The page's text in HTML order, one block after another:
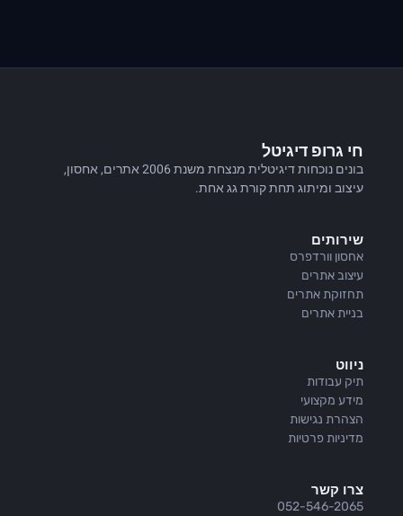
חי גרופ דיגיטל
בונים נוכחות דיגיטלית מנצחת משנת 2006 אתרים, אחסון,
עיצוב ומיתוג תחת קורת גג אחת.
שירותים
אחסון וורדפרס
עיצוב אתרים
תחזוקת אתרים
בניית אתרים
ניווט
תיק עבודות
מידע מקצועי
הצהרת נגישות
מדיניות פרטיות
צרו קשר
052-546-2065